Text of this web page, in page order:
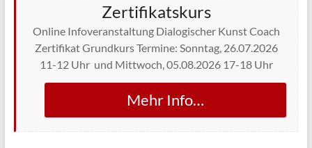
Zertifikatskurs
Online Infoveranstaltung Dialogischer Kunst Coach
Zertifikat Grundkurs Termine: Sonntag, 26.07.2026
11-12 Uhr und Mittwoch, 05.08.2026 17-18 Uhr
Mehr Info…